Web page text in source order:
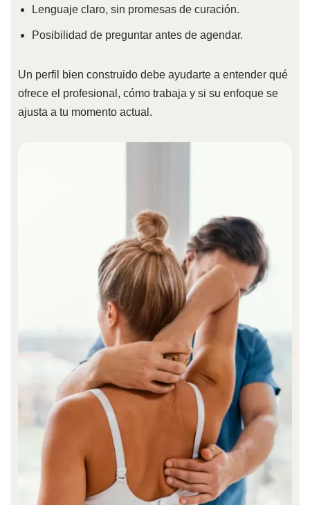
Lenguaje claro, sin promesas de curación.
Posibilidad de preguntar antes de agendar.
Un perfil bien construido debe ayudarte a entender qué
ofrece el profesional, cómo trabaja y si su enfoque se
ajusta a tu momento actual.